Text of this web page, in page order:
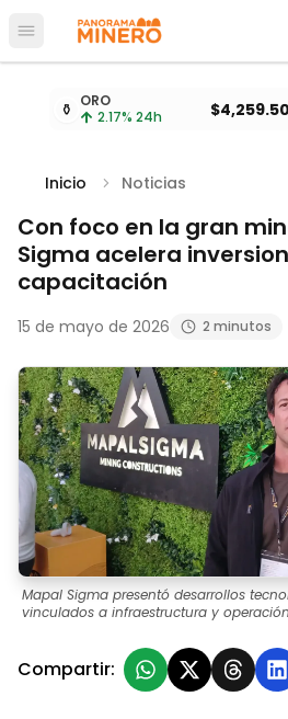
Abrir menú principal
Cotizaciones de metales
⚱️ ORO
2.17% 24h $4,259.50
Inicio Noticias
Con foco en la gran
Sigma acelera
capacitación
15 de mayo de 2026 2 minutos
Mapal Sigma presentó desarrollos
vinculados a infraestructura y
Compartir: